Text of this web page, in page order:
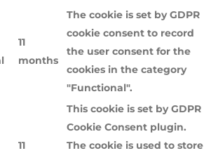
11
months
The cookie is set by GDPR
cookie consent to record
the user consent for the
cookies in the category
"Functional".
11
This cookie is set by GDPR
Cookie Consent plugin.
The cookie is used to store